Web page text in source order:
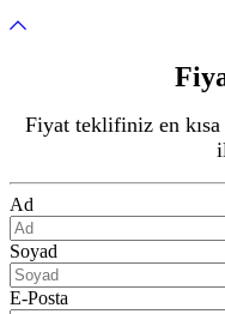
Fiyat teklifiniz en
Ad
Soyad
E-Posta